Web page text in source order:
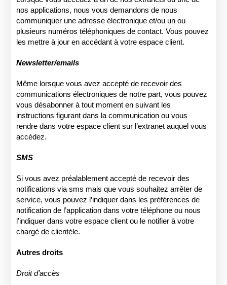
nos applications, nous vous demandons de nous
communiquer une adresse électronique et/ou un ou
plusieurs numéros téléphoniques de contact. Vous pouvez
les mettre à jour en accédant à votre espace client.
Newsletter/emails
Même lorsque vous avez accepté de recevoir des
communications électroniques de notre part, vous pouvez
vous désabonner à tout moment en suivant les
instructions figurant dans la communication ou vous
rendre dans votre espace client sur l’extranet auquel vous
accédez.
SMS
Si vous avez préalablement accepté de recevoir des
notifications via sms mais que vous souhaitez arrêter de
service, vous pouvez l’indiquer dans les préférences de
notification de l’application dans votre téléphone ou nous
l’indiquer dans votre espace client ou le notifier à votre
chargé de clientèle.
Autres droits
Droit d’accès